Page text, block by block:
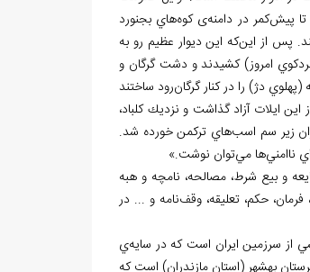
تا پيشكمر در دامنهی كوههاي بجنورد
پس از اينكه اين ديوار عظيم رو به
امروز) كشيدند و دشت گرگان و
(پهلوي دژ) را در كنار گرگانرود ساختند
ايلات آزاد گذاشت و نزديك كلباد،
زير سم اسبهاي تركمن خورده شد.
ناامنيها ميتوان نوشت.»
و بيع شرط، مصالحه، نامچه و هبه
حكم، تعليقه، وقفنامه و ... در
ي
بهشهر (استان مازندران) است كه